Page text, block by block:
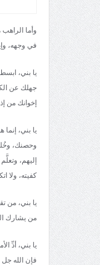
وأما
في وجهه،
يا بني،
جهلك عن
إخوانك من
يا بني،
وحصنك،
إليهم،
كفيته، ولا
يا بني، من
من يشارك
يا بني، أدِّ
فإن الله جل